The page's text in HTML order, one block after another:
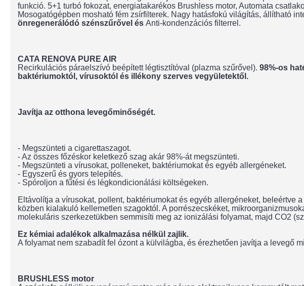
funkció. 5+1 turbó fokozat, energiatakarékos Brushless motor, Automata
Mosogatógépben mosható fém zsírfilterek. Nagy hatásfokú világítás, állítható
önregenerálódó szénszűrővel és Anti-kondenzációs filterrel.
CATA RENOVA PURE AIR
Recirkulációs páraelszívó beépített légtisztítóval (plazma szűrővel). 98%-os
baktériumoktól, vírusoktól és illékony szerves vegyületektől.
Javítja az otthona levegőminőségét.
- Megszünteti a cigarettaszagot.
- Az összes főzéskor keletkező szag akár 98%-át megszünteti.
- Megszünteti a vírusokat, polleneket, baktériumokat és egyéb allergéneket.
- Egyszerű és gyors telepítés.
- Spóroljon a fűtési és légkondicionálási költségeken.
Eltávolítja a vírusokat, pollent, baktériumokat és egyéb allergéneket, beleértve
közben kialakuló kellemetlen szagoktól. A porrészecskéket,
molekuláris szerkezetükben semmisíti meg az ionizálási folyamat, majd CO2
Ez kémiai adalékok alkalmazása nélkül zajlik.
A folyamat nem szabadít fel ózont a külvilágba, és érezhetően javítja a levegő
BRUSHLESS motor